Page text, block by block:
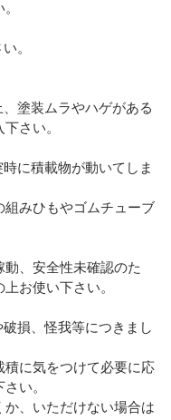
。
塗装ムラやハゲがある
さい。
に積載物が動いてしま
組みひもやゴムチューブ
、安全性未確認のた
お使い下さい。
損、怪我等につきまし
に気をつけて必要に応
い。
、いただけない場合は